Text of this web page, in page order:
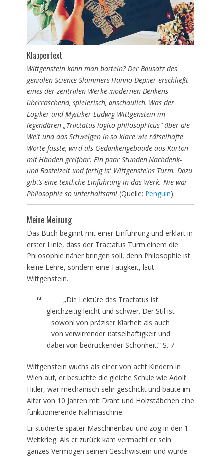
Klappentext
Wittgenstein kann man basteln? Der Bausatz des
genialen Science-Slammers Hanno Depner erschließt
eines der zentralen Werke modernen Denkens –
überraschend, spielerisch, anschaulich. Was der
Logiker und Mystiker Ludwig Wittgenstein im
legendären „Tractatus logico-philosophicus“ über die
Welt und das Schweigen in so klare wie rätselhafte
Worte fasste, wird als Gedankengebäude aus Karton
mit Händen greifbar: Ein paar Stunden Nachdenk-
und Bastelzeit und fertig ist Wittgensteins Turm. Dazu
gibt’s eine textliche Einführung in das Werk. Nie war
Philosophie so unterhaltsam! (Quelle: Penguin)
Meine Meinung
Das Buch beginnt mit einer Einführung und erklärt in
erster Linie, dass der Tractatus Turm einem die
Philosophie näher bringen soll, denn Philosophie ist
keine Lehre, sondern eine Tätigkeit, laut
Wittgenstein.
„Die Lektüre des Tractatus ist
gleichzeitig leicht und schwer. Der Stil ist
sowohl von präziser Klarheit als auch
von verwirrender Rätselhaftigkeit und
dabei von bedrückender Schönheit.“ S. 7
Wittgenstein wuchs als einer von acht Kindern in
Wien auf, er besuchte die gleiche Schule wie Adolf
Hitler, war mechanisch sehr geschickt und baute im
Alter von 10 Jahren mit Draht und Holzstäbchen eine
funktionierende Nähmaschine.
Er studierte später Maschinenbau und zog in den 1.
Weltkrieg. Als er zurück kam vermacht er sein
ganzes Vermögen seinen Geschwistern und wurde